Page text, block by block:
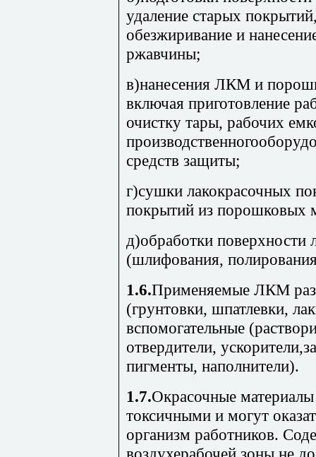
удаление старых
обезжиривание и
ржавчины;
в)нанесения ЛКМ и
включая приготовление
очистку тары, рабочих
средств защиты;
г)сушки лакокрасочных
покрытий из порошковых
д)обработки поверхности
(шлифования,
1.6.Применяемые ЛКМ
(грунтовки, шпатлевки,
вспомогательные
отвердители,
пигменты, наполнители).
1.7.Окрасочные
токсичными и могут
организм работников.
воздухерабочей зоны не